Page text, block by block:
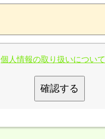
個人情報の取り扱いについて
確認する